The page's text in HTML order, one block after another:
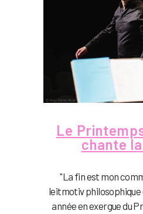
Le
chante
"La fin est mon
leitmotiv philosophique
année en exergue du